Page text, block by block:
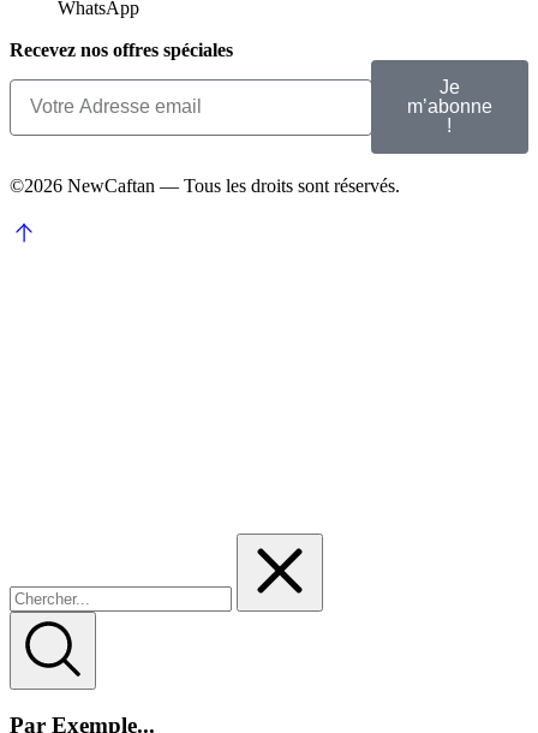
WhatsApp
Recevez nos offres spéciales
Je
m’abonne
!
©2026 NewCaftan — Tous les droits sont réservés.
Par Exemple...